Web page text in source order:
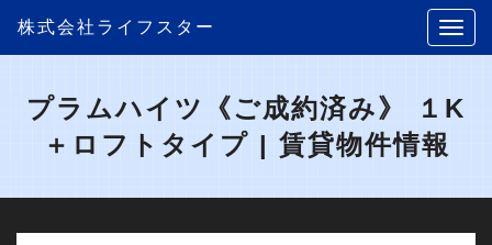
株式会社ライフスター
プラムハイツ《ご成約済み》 １K
＋ロフトタイプ | 賃貸物件情報